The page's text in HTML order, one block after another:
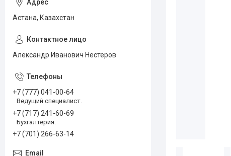
Астана, Казахстан
Александр Иванович Нестеров
+7 (777) 041-00-64
Ведущий специалист.
+7 (717) 241-60-69
Бухгалтерия.
+7 (701) 266-63-14